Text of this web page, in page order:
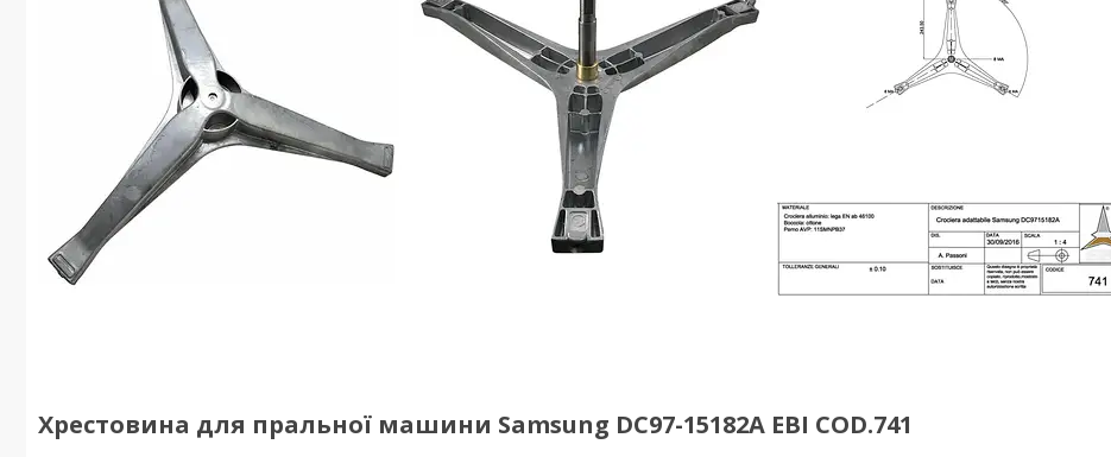
Хрестовина для пральної машини Samsung DC97-15182A EBI COD.741